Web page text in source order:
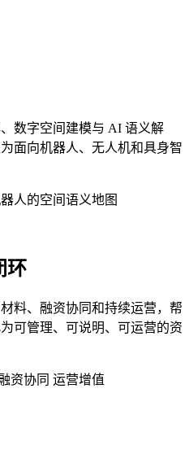
数字空间建模与 AI 语义解
面向机器人、无人机和具身智
环
料、融资协同和持续运营，帮
可管理、可说明、可运营的资
资协同 运营增值